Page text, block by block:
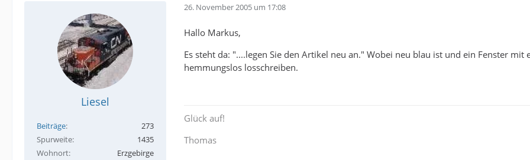
Liesel
Beiträge
273
Spurweite
1435
Wohnort
Erzgebirge
26. November 2005 um 17:08
Hallo Markus,
Es steht da: "....legen Sie den Artikel neu an." Wobei neu blau ist und ein Fenster
hemmungslos losschreiben.
Glück auf!
Thomas